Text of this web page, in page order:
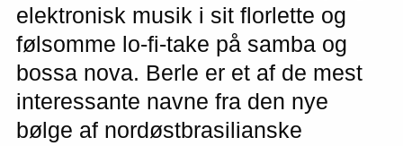
elektronisk musik i sit florlette og
følsomme lo-fi-take på samba og
bossa nova. Berle er et af de mest
interessante navne fra den nye
bølge af nordøstbrasilianske